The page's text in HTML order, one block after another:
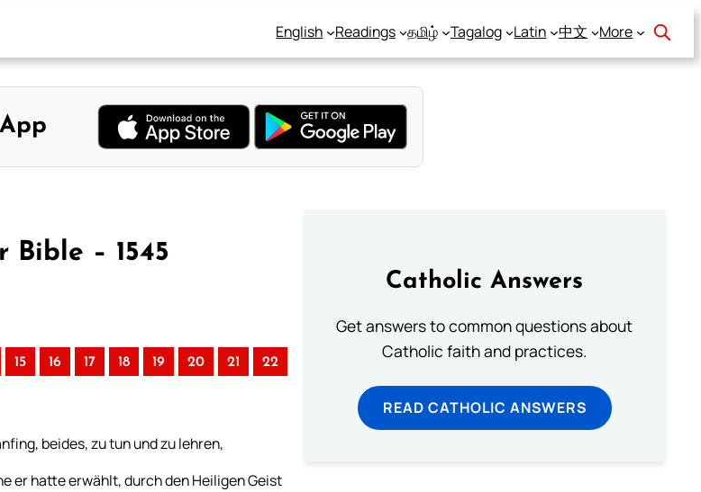
English Readings தமிழ் Tagalog Latin 中文 More
– 1545
15 16 17 18 19 20 21 22
beides, zu tun und zu lehren,
er hatte erwählt, durch den Heiligen Geist
Catholic Answers
Get answers to common questions about
Catholic faith and practices.
READ CATHOLIC ANSWERS